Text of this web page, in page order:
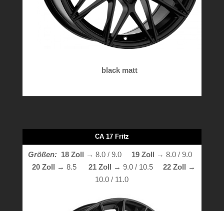
black matt
CA 17 Fritz
Größen: 18 Zoll → 8.0 / 9.0 19 Zoll → 8.0 / 9.0
20 Zoll → 8.521 Zoll → 9.0 / 10.522 Zoll →
10.0 / 11.0